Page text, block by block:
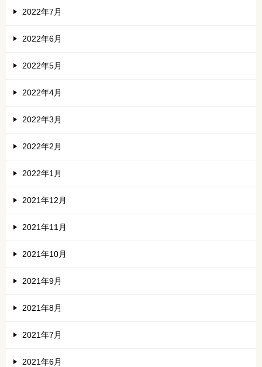
2022年7月
2022年6月
2022年5月
2022年4月
2022年3月
2022年2月
2022年1月
2021年12月
2021年11月
2021年10月
2021年9月
2021年8月
2021年7月
2021年6月